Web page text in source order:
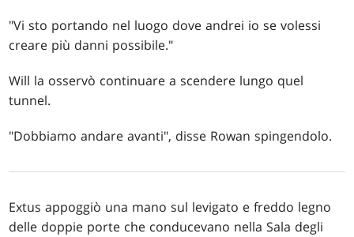
"Vi sto portando nel luogo dove andrei io se volessi
creare più danni possibile."
Will la osservò continuare a scendere lungo quel
tunnel.
"Dobbiamo andare avanti", disse Rowan spingendolo.
Extus appoggiò una mano sul levigato e freddo legno
delle doppie porte che conducevano nella Sala degli